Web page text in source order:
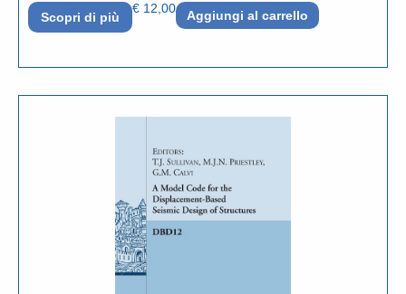
Scopri di più
€ 12,00 Aggiungi al carrello